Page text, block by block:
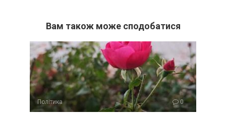
Вам також може сподобатися
Політика 0